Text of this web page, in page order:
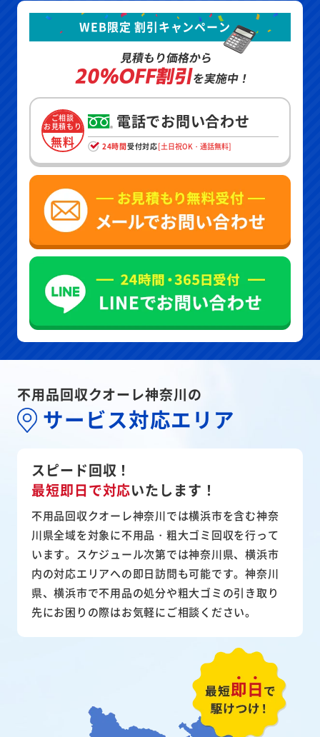
WEB限定 割引キャンペーン
見積もり価格から
20%OFF割引を実施中！
ご相談
お見積もり
無料
電話でお問い合わせ
24時間受付対応[土日祝OK・通話無料]
不用品回収クオーレ神奈川の
サービス対応エリア
スピード回収！
最短即日で対応いたします！
不用品回収クオーレ神奈川では横浜市を含む神奈
川県全域を対象に不用品・粗大ゴミ回収を行って
います。スケジュール次第では神奈川県、横浜市
内の対応エリアへの即日訪問も可能です。神奈川
県、横浜市で不用品の処分や粗大ゴミの引き取り
先にお困りの際はお気軽にご相談ください。